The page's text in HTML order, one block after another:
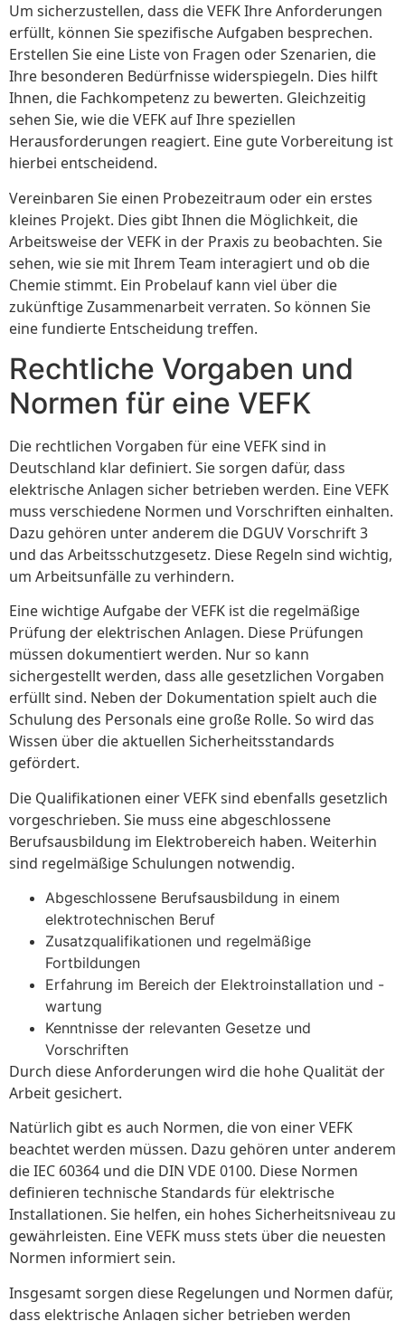
Um sicherzustellen, dass die VEFK Ihre Anforderungen
erfüllt, können Sie spezifische Aufgaben besprechen.
Erstellen Sie eine Liste von Fragen oder Szenarien, die
Ihre besonderen Bedürfnisse widerspiegeln. Dies hilft
Ihnen, die Fachkompetenz zu bewerten. Gleichzeitig
sehen Sie, wie die VEFK auf Ihre speziellen
Herausforderungen reagiert. Eine gute Vorbereitung ist
hierbei entscheidend.
Vereinbaren Sie einen Probezeitraum oder ein erstes
kleines Projekt. Dies gibt Ihnen die Möglichkeit, die
Arbeitsweise der VEFK in der Praxis zu beobachten. Sie
sehen, wie sie mit Ihrem Team interagiert und ob die
Chemie stimmt. Ein Probelauf kann viel über die
zukünftige Zusammenarbeit verraten. So können Sie
eine fundierte Entscheidung treffen.
Rechtliche Vorgaben und
Normen für eine VEFK
Die rechtlichen Vorgaben für eine VEFK sind in
Deutschland klar definiert. Sie sorgen dafür, dass
elektrische Anlagen sicher betrieben werden. Eine VEFK
muss verschiedene Normen und Vorschriften einhalten.
Dazu gehören unter anderem die DGUV Vorschrift 3
und das Arbeitsschutzgesetz. Diese Regeln sind wichtig,
um Arbeitsunfälle zu verhindern.
Eine wichtige Aufgabe der VEFK ist die regelmäßige
Prüfung der elektrischen Anlagen. Diese Prüfungen
müssen dokumentiert werden. Nur so kann
sichergestellt werden, dass alle gesetzlichen Vorgaben
erfüllt sind. Neben der Dokumentation spielt auch die
Schulung des Personals eine große Rolle. So wird das
Wissen über die aktuellen Sicherheitsstandards
gefördert.
Die Qualifikationen einer VEFK sind ebenfalls gesetzlich
vorgeschrieben. Sie muss eine abgeschlossene
Berufsausbildung im Elektrobereich haben. Weiterhin
sind regelmäßige Schulungen notwendig.
Abgeschlossene Berufsausbildung in einem
elektrotechnischen Beruf
Zusatzqualifikationen und regelmäßige
Fortbildungen
Erfahrung im Bereich der Elektroinstallation und -
wartung
Kenntnisse der relevanten Gesetze und
Vorschriften
Durch diese Anforderungen wird die hohe Qualität der
Arbeit gesichert.
Natürlich gibt es auch Normen, die von einer VEFK
beachtet werden müssen. Dazu gehören unter anderem
die IEC 60364 und die DIN VDE 0100. Diese Normen
definieren technische Standards für elektrische
Installationen. Sie helfen, ein hohes Sicherheitsniveau zu
gewährleisten. Eine VEFK muss stets über die neuesten
Normen informiert sein.
Insgesamt sorgen diese Regelungen und Normen dafür,
dass elektrische Anlagen sicher betrieben werden